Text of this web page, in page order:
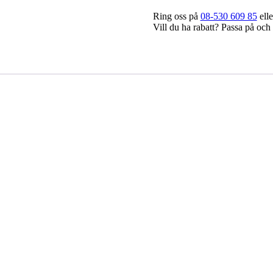
Ring oss på 08-530 609 85
Vill du ha rabatt? Passa på